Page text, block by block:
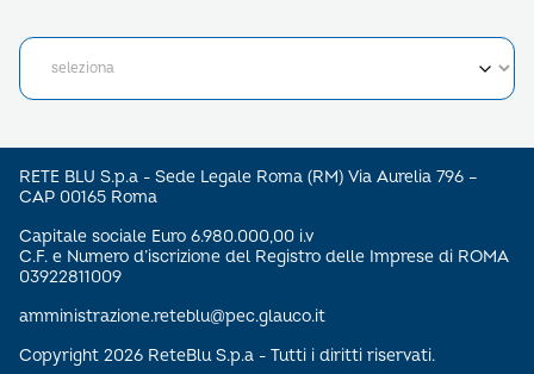
RETE BLU S.p.a - Sede Legale Roma (RM) Via Aurelia 796 –
CAP 00165 Roma
Capitale sociale Euro 6.980.000,00 i.v
C.F. e Numero d’iscrizione del Registro delle Imprese di ROMA
03922811009
amministrazione.reteblu@pec.glauco.it
Copyright 2026 ReteBlu S.p.a - Tutti i diritti riservati.